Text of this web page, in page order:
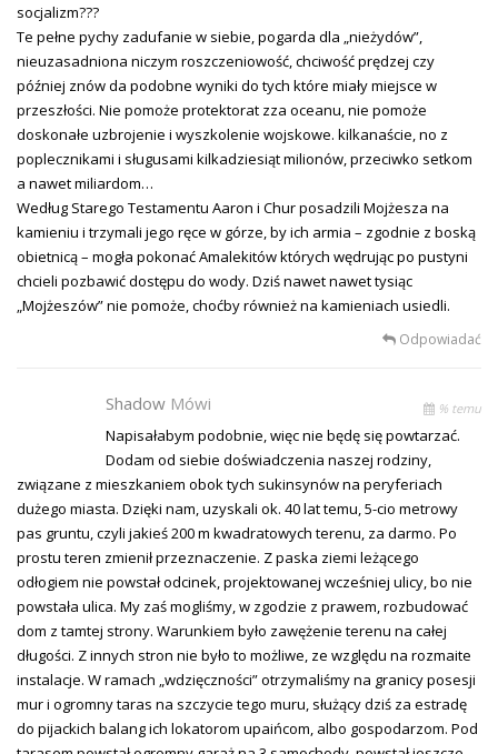
socjalizm???
Te pełne pychy zadufanie w siebie, pogarda dla „nieżydów”,
nieuzasadniona niczym roszczeniowość, chciwość prędzej czy
później znów da podobne wyniki do tych które miały miejsce w
przeszłości. Nie pomoże protektorat zza oceanu, nie pomoże
doskonałe uzbrojenie i wyszkolenie wojskowe. kilkanaście, no z
poplecznikami i sługusami kilkadziesiąt milionów, przeciwko setkom
a nawet miliardom…
Według Starego Testamentu Aaron i Chur posadzili Mojżesza na
kamieniu i trzymali jego ręce w górze, by ich armia – zgodnie z boską
obietnicą – mogła pokonać Amalekitów których wędrując po pustyni
chcieli pozbawić dostępu do wody. Dziś nawet nawet tysiąc
„Mojżeszów” nie pomoże, choćby również na kamieniach usiedli.
Odpowiadać
Shadow Mówi % temu
Napisałabym podobnie, więc nie będę się powtarzać.
Dodam od siebie doświadczenia naszej rodziny,
związane z mieszkaniem obok tych sukinsynów na peryferiach
dużego miasta. Dzięki nam, uzyskali ok. 40 lat temu, 5-cio metrowy
pas gruntu, czyli jakieś 200 m kwadratowych terenu, za darmo. Po
prostu teren zmienił przeznaczenie. Z paska ziemi leżącego
odłogiem nie powstał odcinek, projektowanej wcześniej ulicy, bo nie
powstała ulica. My zaś mogliśmy, w zgodzie z prawem, rozbudować
dom z tamtej strony. Warunkiem było zawężenie terenu na całej
długości. Z innych stron nie było to możliwe, ze względu na rozmaite
instalacje. W ramach „wdzięczności” otrzymaliśmy na granicy posesji
mur i ogromny taras na szczycie tego muru, służący dziś za estradę
do pijackich balang ich lokatorom upaińcom, albo gospodarzom. Pod